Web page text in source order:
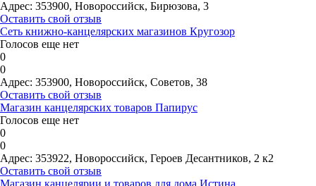
Адрес: 353900, Новороссийск, Бирюзова, 3
Оставить свой отзыв
Сеть книжно-канцелярских магазинов Кругозор
Голосов еще нет
0
0
Адрес: 353900, Новороссийск, Советов, 38
Оставить свой отзыв
Магазин канцелярских товаров Папирус
Голосов еще нет
0
0
Адрес: 353922, Новороссийск, Героев Десантников, 2 к2
Оставить свой отзыв
Магазин канцелярии и товаров для дома Истина